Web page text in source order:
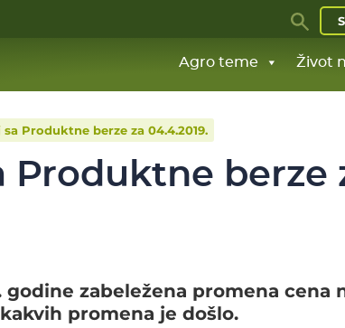
Agro teme Život
Produktne berze za 04.4.2019.
Produktne berze
godine zabeležena promena cena
promena je došlo.